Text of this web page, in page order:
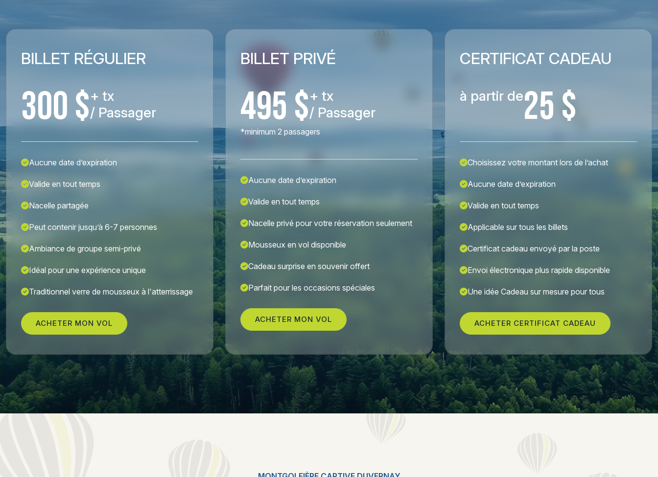
BILLET RÉGULIER
300 $+ tx
/ Passager
Aucune date d’expiration
Valide en tout temps
Nacelle partagée
Peut contenir jusqu’à 6-7 personnes
Ambiance de groupe semi-privé
Idéal pour une expérience unique
Traditionnel verre de mousseux à l'atterrissage
ACHETER MON VOL
BILLET PRIVÉ
495 $+ tx
/ Passager
*minimum 2 passagers
Aucune date d’expiration
Valide en tout temps
Nacelle privé pour votre réservation seulement
Mousseux en vol disponible
Cadeau surprise en souvenir offert
Parfait pour les occasions spéciales
ACHETER MON VOL
CERTIFICAT CADEAU
à partir de25 $
Choisissez votre montant lors de l’achat
Aucune date d’expiration
Valide en tout temps
Applicable sur tous les billets
Certificat cadeau envoyé par la poste
Envoi électronique plus rapide disponible
Une idée Cadeau sur mesure pour tous
ACHETER CERTIFICAT CADEAU